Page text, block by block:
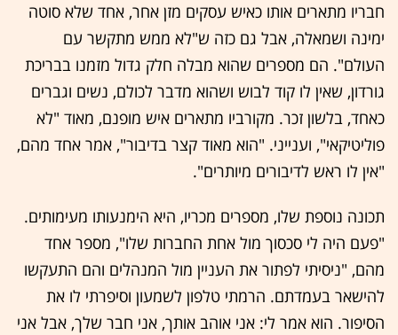
חבריו מתארים אותו כאיש עסקים מזן אחר, אחד שלא סוטה
ימינה ושמאלה, אבל גם כזה ש"לא ממש מתקשר עם
העולם". הם מספרים שהוא מבלה חלק גדול מזמנו בבריכת
גורדון, שאין לו קוד לבוש ושהוא מדבר לכולם, נשים וגברים
כאחד, בלשון זכר. מקורביו מתארים איש מופנם, מאוד "לא
פוליטיקאי", וענייני. "הוא מאוד קצר בדיבור", אמר אחד מהם,
"אין לו ראש לדיבורים מיותרים".
תכונה נוספת שלו, מספרים מכריו, היא הימנעותו מעימותים.
"פעם היה לי סכסוך מול אחת החברות שלו", מספר אחד
מהם, "ניסיתי לפתור את העניין מול המנהלים והם התעקשו
להישאר בעמדתם. הרמתי טלפון לשמעון וסיפרתי לו את
הסיפור. הוא אמר לי: אני אוהב אותך, אני חבר שלך, אבל אני